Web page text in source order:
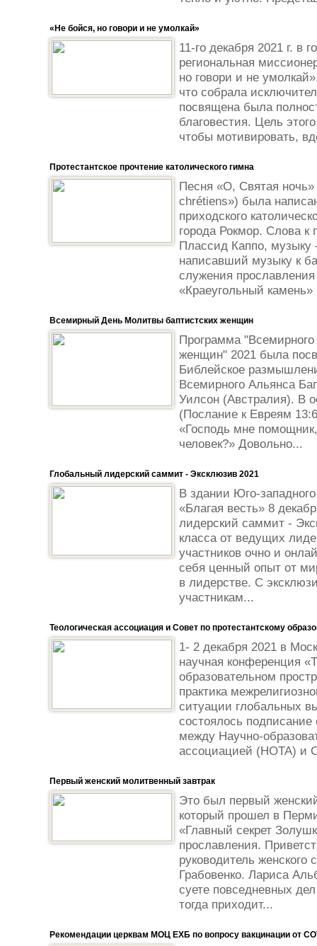
«Не бойся, но говори и не умолкай»
11-го декабря 2021 г. в
региональная
но говори и не
что собрала
посвящена была
благовестия. Цель
чтобы мотивировать,
Протестантское прочтение католического гимна
Песня «О, Святая ночь»
chrétiens») была
приходского
города Рокмор. Слова к
Плассид Каппо,
написавший музыку к
служения прославления
«Краеугольный
Всемирный День Молитвы баптистских женщин
Программа
женщин" 2021 была
Библейское
Всемирного Альянса
Уилсон (Австралия). В
(Послание к Евреям
«Господь мне
человек?» Довольно...
Глобальный лидерский саммит - Эксклюзив 2021
В здании Юго-
«Благая весть» 8
лидерский саммит -
класса от ведущих
участников очно и
себя ценный опыт от
в лидерстве. С
участникам...
Теологическая ассоциация и Совет по протестантскому
1- 2 декабря 2021 в
научная конференция
образовательном
практика
ситуации глобальных
состоялось
между Научно-
ассоциацией (НОТА) и
Первый женский молитвенный завтрак
Это был первый
который прошел в
«Главный секрет
прославления.
руководитель
Грабовенко. Лариса
суете повседневных
тогда приходит...
Рекомендации церквам МОЦ ЕХБ по вопросу вакцинации от